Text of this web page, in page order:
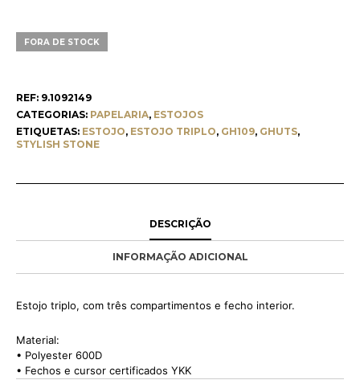
FORA DE STOCK
REF: 9.1092149
CATEGORIAS: PAPELARIA, ESTOJOS
ETIQUETAS: ESTOJO, ESTOJO TRIPLO, GH109, GHUTS,
STYLISH STONE
DESCRIÇÃO
INFORMAÇÃO ADICIONAL
Estojo triplo, com três compartimentos e fecho interior.
Material:
• Polyester 600D
• Fechos e cursor certificados YKK